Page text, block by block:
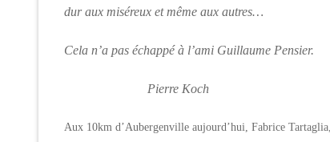
dur aux miséreux et même aux autres…
Cela n’a pas échappé à l’ami Guillaume Pensier.
Pierre Koch
Aux 10km d’Aubergenville aujourd’hui, Fabrice